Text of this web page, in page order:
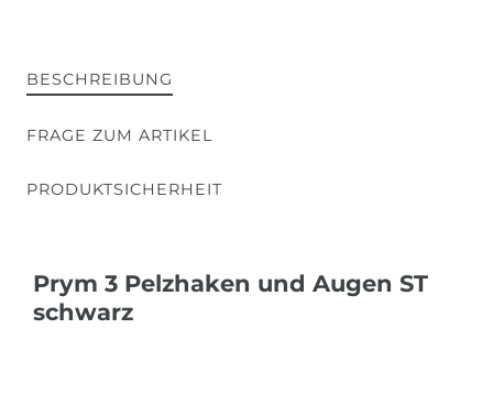
BESCHREIBUNG
FRAGE ZUM ARTIKEL
PRODUKTSICHERHEIT
Prym 3 Pelzhaken und Augen ST
schwarz